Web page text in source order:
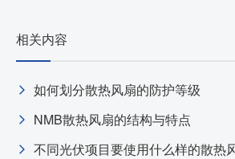
相关内容
如何划分散热风扇的防护等级
NMB散热风扇的结构与特点
不同光伏项目要使用什么样的散热